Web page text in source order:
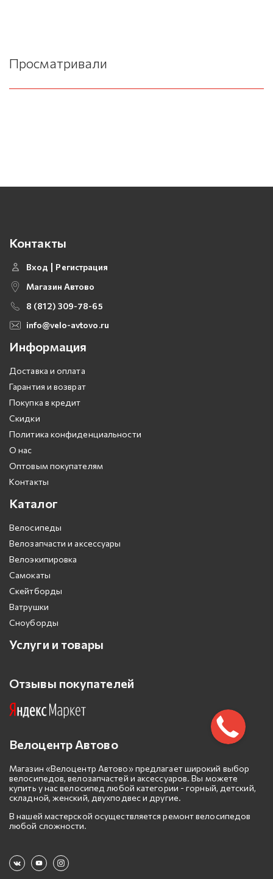
Просматривали
Контакты
Вход
Регистрация
Магазин Автово
8 (812) 309-78-65
info@velo-avtovo.ru
Информация
Доставка и оплата
Гарантия и возврат
Покупка в кредит
Скидки
Политика конфиденциальности
О нас
Оптовым покупателям
Контакты
Каталог
Велосипеды
Велозапчасти и аксессуары
Велоэкипировка
Самокаты
Скейтборды
Ватрушки
Сноуборды
Услуги и товары
Отзывы покупателей
Велоцентр Автово
Магазин «Велоцентр Автово» предлагает широкий выбор
велосипедов, велозапчастей и аксессуаров. Вы можете
купить у нас велосипед любой категории - горный, детский,
складной, женский, двухподвес и другие.
В нашей мастерской осуществляется ремонт велосипедов
любой сложности.